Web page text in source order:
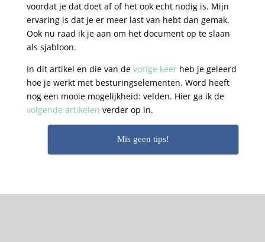
voordat je dat doet af of het ook echt nodig is. Mijn
ervaring is dat je er meer last van hebt dan gemak.
Ook nu raad ik je aan om het document op te slaan
als sjabloon.
In dit artikel en die van de vorige keerheb je geleerd
hoe je werkt met besturingselementen. Word heeft
nog een mooie mogelijkheid: velden. Hier ga ik de
volgende artikelen verder op in.
Mis geen tips!